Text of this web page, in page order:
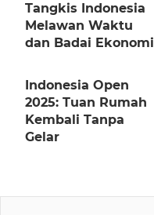
Tangkis Indonesia
Melawan Waktu
dan Badai Ekonomi
Indonesia Open
2025: Tuan Rumah
Kembali Tanpa
Gelar